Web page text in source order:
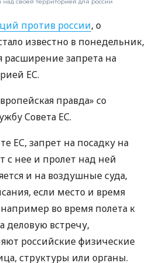
своей территорией для россии
против россии, о
известно в понедельник,
расширение запрета на
ЕС.
правда» со
Совета ЕС.
ЕС, запрет на посадку на
с нее и пролет над ней
и на воздушные суда,
если место и время
во время полета к
деловую встречу,
российские физические
структуры или органы.